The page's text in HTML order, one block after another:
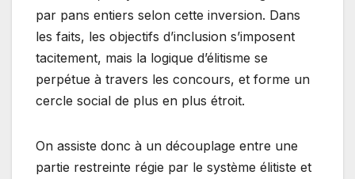
par pans entiers selon cette inversion. Dans
les faits, les objectifs d’inclusion s’imposent
tacitement, mais la logique d’élitisme se
perpétue à travers les concours, et forme un
cercle social de plus en plus étroit.
On assiste donc à un découplage entre une
partie restreinte régie par le système élitiste et